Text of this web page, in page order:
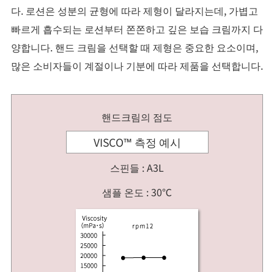
다. 로션은 성분의 균형에 따라 제형이 달라지는데, 가볍고
빠르게 흡수되는 로션부터 쫀쫀하고 깊은 보습 크림까지 다
양합니다. 핸드 크림을 선택할 때 제형은 중요한 요소이며,
많은 소비자들이 계절이나 기분에 따라 제품을 선택합니다.
핸드크림의 점도
VISCO™ 측정 예시
스핀들 : A3L
샘플 온도 : 30℃